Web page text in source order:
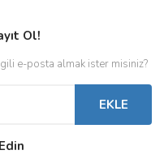
Ol!
e-posta almak ister misiniz?
EKLE